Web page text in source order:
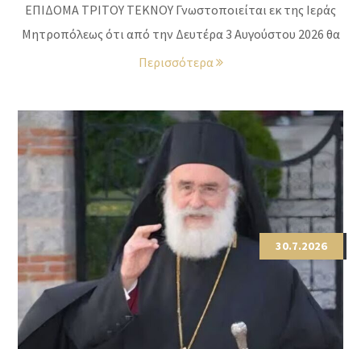
ΕΠΙΔΟΜΑ ΤΡΙΤΟΥ ΤΕΚΝΟΥ Γνωστοποιείται εκ της Ιεράς
Μητροπόλεως ότι από την Δευτέρα 3 Αυγούστου 2026 θα
Περισσότερα
30.7.2026